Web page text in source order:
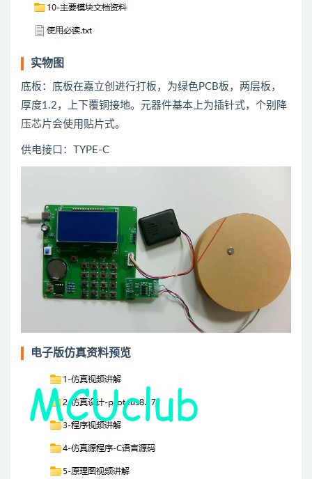
实物图
底板：底板在嘉立创进行打板，为绿色PCB板，两层板，
厚度1.2，上下覆铜接地。元器件基本上为插针式，个别降
压芯片会使用贴片式。
供电接口：TYPE-C
电子版仿真资料预览